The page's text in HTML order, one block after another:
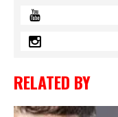
RELATED BY